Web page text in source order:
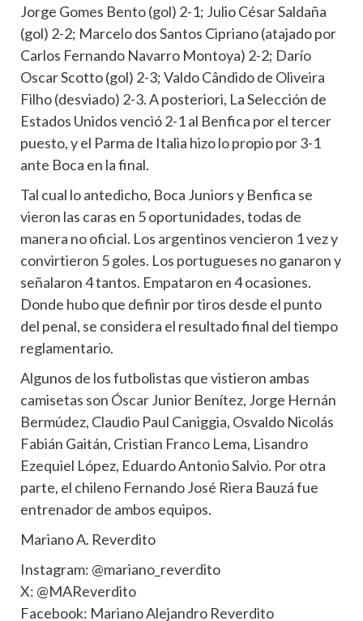
Jorge Gomes Bento (gol) 2-1; Julio César Saldaña
(gol) 2-2; Marcelo dos Santos Cipriano (atajado por
Carlos Fernando Navarro Montoya) 2-2; Darío
Oscar Scotto (gol) 2-3; Valdo Cândido de Oliveira
Filho (desviado) 2-3. A posteriori, La Selección de
Estados Unidos venció 2-1 al Benfica por el tercer
puesto, y el Parma de Italia hizo lo propio por 3-1
ante Boca en la final.
Tal cual lo antedicho, Boca Juniors y Benfica se
vieron las caras en 5 oportunidades, todas de
manera no oficial. Los argentinos vencieron 1 vez y
convirtieron 5 goles. Los portugueses no ganaron y
señalaron 4 tantos. Empataron en 4 ocasiones.
Donde hubo que definir por tiros desde el punto
del penal, se considera el resultado final del tiempo
reglamentario.
Algunos de los futbolistas que vistieron ambas
camisetas son Óscar Junior Benítez, Jorge Hernán
Bermúdez, Claudio Paul Caniggia, Osvaldo Nicolás
Fabián Gaitán, Cristian Franco Lema, Lisandro
Ezequiel López, Eduardo Antonio Salvio. Por otra
parte, el chileno Fernando José Riera Bauzá fue
entrenador de ambos equipos.
Mariano A. Reverdito
Instagram: @mariano_reverdito
X: @MAReverdito
Facebook: Mariano Alejandro Reverdito